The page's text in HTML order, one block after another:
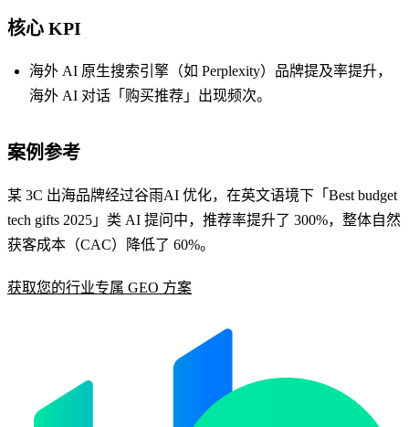
核心 KPI
海外 AI 原生搜索引擎（如 Perplexity）品牌提及率提升，
海外 AI 对话「购买推荐」出现频次。
案例参考
某 3C 出海品牌经过谷雨AI 优化，在英文语境下「Best budget
tech gifts 2025」类 AI 提问中，推荐率提升了 300%，整体自然
获客成本（CAC）降低了 60%。
获取您的行业专属 GEO 方案